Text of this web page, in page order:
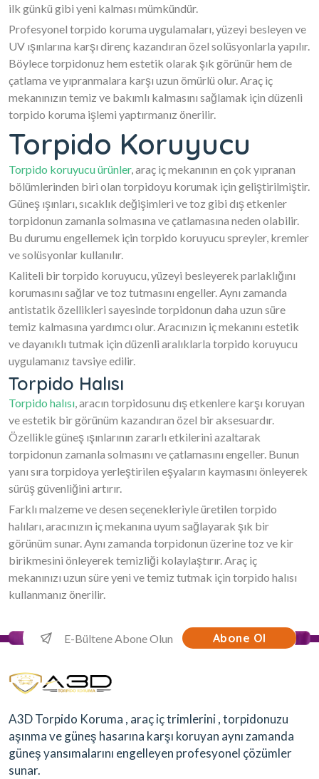
ilk günkü gibi yeni kalması mümkündür.
Profesyonel torpido koruma uygulamaları, yüzeyi besleyen ve
UV ışınlarına karşı direnç kazandıran özel solüsyonlarla yapılır.
Böylece torpidonuz hem estetik olarak şık görünür hem de
çatlama ve yıpranmalara karşı uzun ömürlü olur. Araç iç
mekanınızın temiz ve bakımlı kalmasını sağlamak için düzenli
torpido koruma işlemi yaptırmanız önerilir.
Torpido Koruyucu
Torpido koruyucu ürünler, araç iç mekanının en çok yıpranan
bölümlerinden biri olan torpidoyu korumak için geliştirilmiştir.
Güneş ışınları, sıcaklık değişimleri ve toz gibi dış etkenler
torpidonun zamanla solmasına ve çatlamasına neden olabilir.
Bu durumu engellemek için torpido koruyucu spreyler, kremler
ve solüsyonlar kullanılır.
Kaliteli bir torpido koruyucu, yüzeyi besleyerek parlaklığını
korumasını sağlar ve toz tutmasını engeller. Aynı zamanda
antistatik özellikleri sayesinde torpidonun daha uzun süre
temiz kalmasına yardımcı olur. Aracınızın iç mekanını estetik
ve dayanıklı tutmak için düzenli aralıklarla torpido koruyucu
uygulamanız tavsiye edilir.
Torpido Halısı
Torpido halısı, aracın torpidosunu dış etkenlere karşı koruyan
ve estetik bir görünüm kazandıran özel bir aksesuardır.
Özellikle güneş ışınlarının zararlı etkilerini azaltarak
torpidonun zamanla solmasını ve çatlamasını engeller. Bunun
yanı sıra torpidoya yerleştirilen eşyaların kaymasını önleyerek
sürüş güvenliğini artırır.
Farklı malzeme ve desen seçenekleriyle üretilen torpido
halıları, aracınızın iç mekanına uyum sağlayarak şık bir
görünüm sunar. Aynı zamanda torpidonun üzerine toz ve kir
birikmesini önleyerek temizliği kolaylaştırır. Araç iç
mekanınızı uzun süre yeni ve temiz tutmak için torpido halısı
kullanmanız önerilir.
Abone Ol
A3D Torpido Koruma , araç iç trimlerini , torpidonuzu
aşınma ve güneş hasarına karşı koruyan aynı zamanda
güneş yansımalarını engelleyen profesyonel çözümler
sunar.